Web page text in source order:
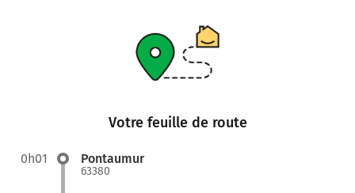
Votre feuille de route
0h01 Pontaumur
63380